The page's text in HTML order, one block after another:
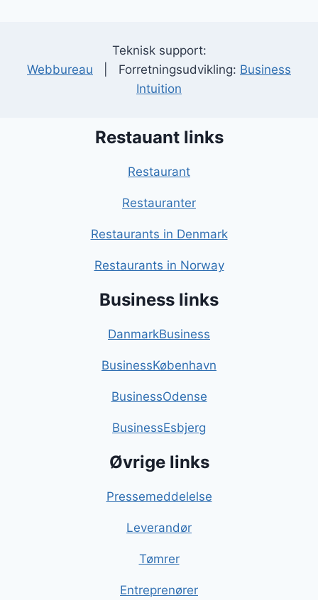
Teknisk support:
Webbureau | Forretningsudvikling: Business
Intuition
Restauant links
Restaurant
Restauranter
Restaurants in Denmark
Restaurants in Norway
Business links
DanmarkBusiness
BusinessKøbenhavn
BusinessOdense
BusinessEsbjerg
Øvrige links
Pressemeddelelse
Leverandør
Tømrer
Entreprenører